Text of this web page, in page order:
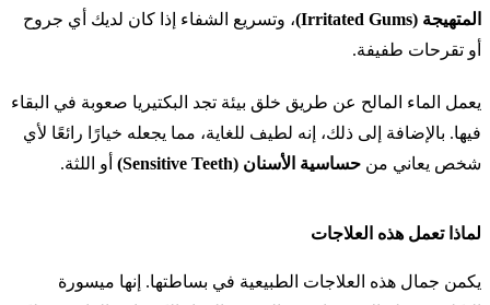
المتهيجة (Irritated Gums)
، وتسريع الشفاء إذا كان لديك أي جروح
أو تقرحات طفيفة.
يعمل الماء المالح عن طريق خلق بيئة تجد البكتيريا صعوبة في البقاء
فيها. بالإضافة إلى ذلك، إنه لطيف للغاية، مما يجعله خيارًا رائعًا لأي
شخص يعاني من حساسية الأسنان (Sensitive Teeth) أو اللثة.
لماذا تعمل هذه العلاجات
يكمن جمال هذه العلاجات الطبيعية في بساطتها. إنها ميسورة